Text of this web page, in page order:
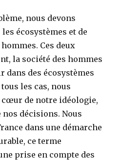
nous devons
écosystèmes et de
Ces deux
la société des hommes
dans des écosystèmes
les cas, nous
cœur de notre idéologie,
décisions. Nous
dans une démarche
ce terme
prise en compte des